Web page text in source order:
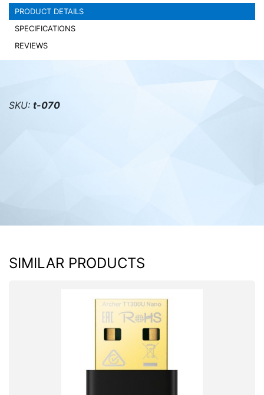
PRODUCT DETAILS
SPECIFICATIONS
REVIEWS
SKU: t-070
SIMILAR PRODUCTS